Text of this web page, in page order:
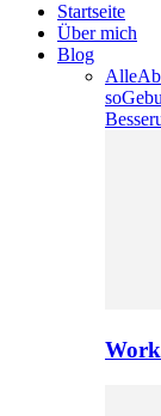
Startseite
Über mich
Blog
Alle
so